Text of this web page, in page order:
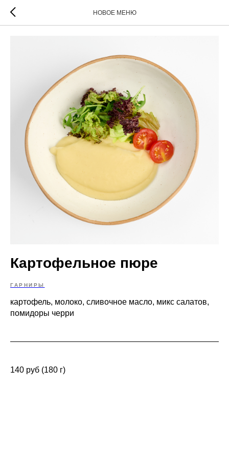
НОВОЕ МЕНЮ
Картофельное пюре
ГАРНИРЫ
картофель, молоко, сливочное масло, микс салатов,
помидоры черри
140 руб (180 г)